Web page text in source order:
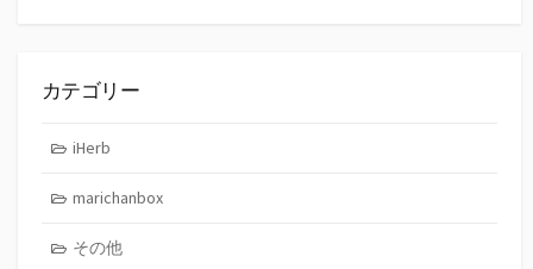
カテゴリー
iHerb
marichanbox
その他